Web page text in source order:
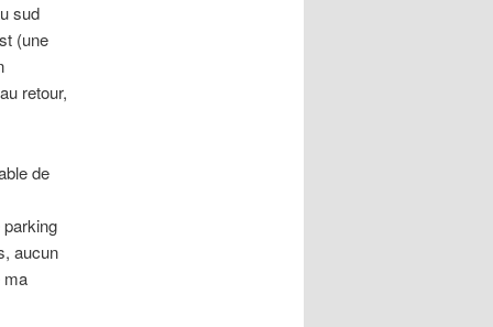
sud
(une
retour,
de
aucun
ma